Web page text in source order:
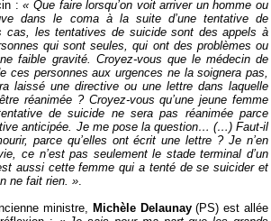
:« Que faire lorsqu’on voit arriver un homme ou
dans le coma à la suite d’une tentative de
cas, les tentatives de suicide sont des appels à
qui sont seules, qui ont des problèmes ou
faible gravité. Croyez-vous que le médecin de
ces personnes aux urgences ne la soignera pas,
laissé une directive ou une lettre dans laquelle
réanimée ? Croyez-vous qu’une jeune femme
de suicide ne sera pas réanimée parce
anticipée. Je me pose la question… (…) Faut-il
parce qu’elles ont écrit une lettre ? Je n’en
ce n’est pas seulement le stade terminal d’un
aussi cette femme qui a tenté de se suicider et
ne fait rien. »
ministre,
Michèle Delaunay(PS) est allée